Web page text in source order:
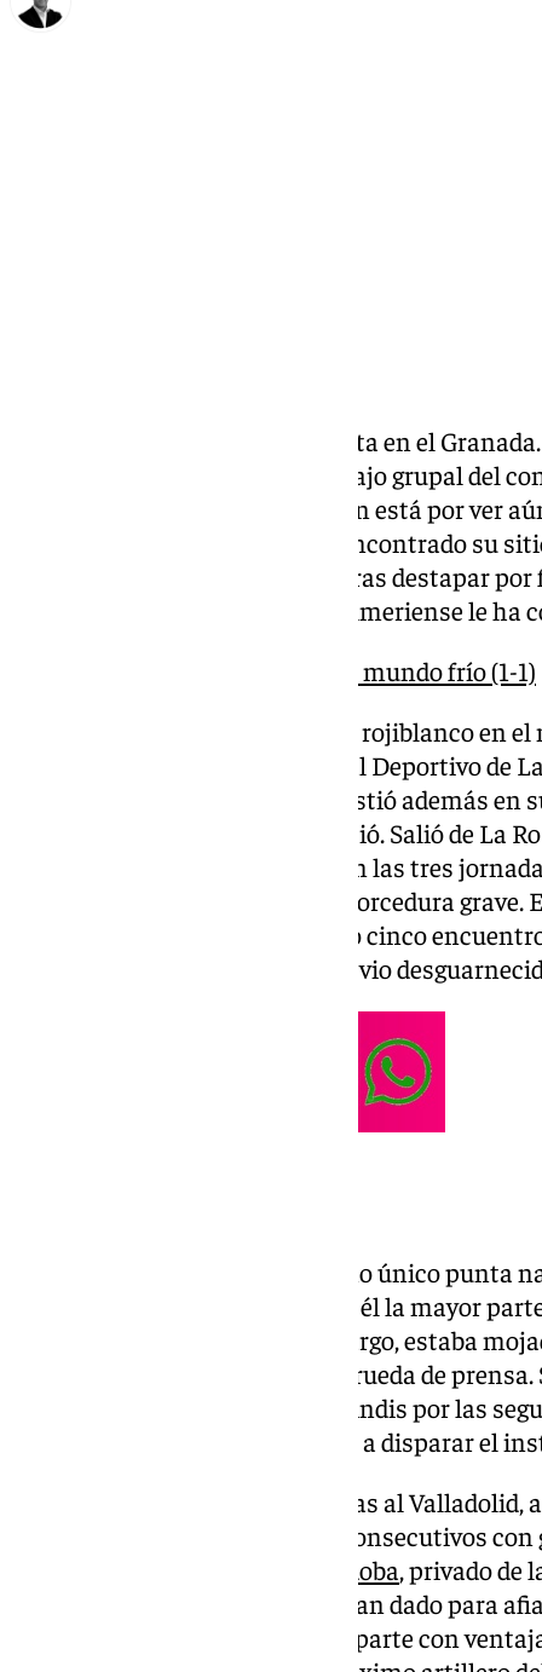
Mohamed Bouldini está de vuelta en el
miércoles a la dinámica de trabajo grupal del
más de un mes lesionado, si bien está por ver
retorno, en cualquier caso, ha encontrado su
Jorge Pascual afilado, liberado tras destapar
ahora la competencia, pero el almeriense le ha
Un punto que deja a todo el mundo frío (1-1)
Bouldini fue la guinda al ataque rojiblanco en
cesiones que llevó a Stoichkov al Deportivo de
en la alineación de Pacheta. Asistió además en
entrega, si bien el gol se le resistió. Salió de La
tobillo, lo que le llevó al banco en las tres
Las Palmas cuando sufrió una torcedura
cuando apenas había disputado cinco
con Pascual todavía alicaído, se vio
El punta almeriense quedó como único punta
el plantel, con lo que cayó sobre él la mayor
rojiblanca. La pólvora, sin embargo, estaba
gatillo y Pacheta le defendía en rueda de
llegó la Copa del Rey, todo un brindis por las
marcó dos en Roda y se le volvió a disparar el
Desde entonces, rubricó muescas al Valladolid,
encadenar cuatro encuentros consecutivos
contra el Córdoba, privado de
sus tantos anteriores ya le habían dado para
le crece la competencia, si bien parte con